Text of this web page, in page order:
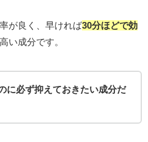
が良く、早ければ30分ほどで効
い成分です。
に必ず抑えておきたい成分だ